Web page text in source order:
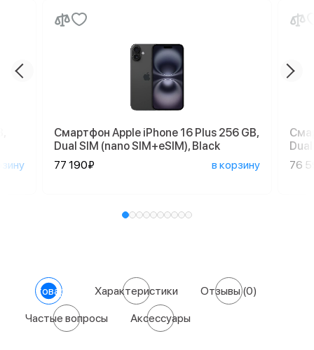
Смартфон Apple iPhone 16 Plus 256 GB,
Dual SIM (nano SIM+eSIM), Black
77 190₽
в корзину
76
О товаре Характеристики Отзывы(0)
Частые вопросы Аксессуары